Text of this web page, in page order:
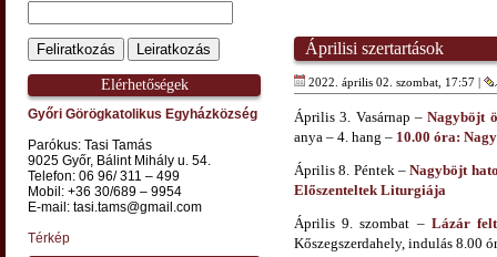
Elérhetőségek
Győri Görögkatolikus Egyházközség
Parókus: Tasi Tamás
9025 Győr, Bálint Mihály u. 54.
Telefon: 06 96/ 311 – 499
Mobil: +36 30/689 – 9954
E-mail: tasi.tams@gmail.com
Térkép
Áprilisi szertartások
2022. április 02. szombat, 17:57 |
Április 3. Vasárnap –Nagyböjt
anya – 4. hang – 10.00 óra:
Április 8. Péntek –Nagyböjt
Előszenteltek Liturgiája
Április 9. szombat – Lázár
Kőszegszerdahely, indulás 8.00